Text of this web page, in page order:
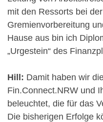
mit den Ressorts bei
Gremienvorbereitung
Hause aus bin ich
„Urgestein“ des
Hill: Damit haben wir
Fin.Connect.NRW und
beleuchtet, die für das
Die bisherigen Erfolge